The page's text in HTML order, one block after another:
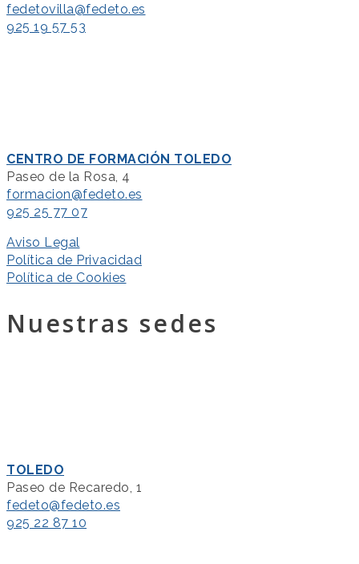
fedetovilla@fedeto.es
925 19 57 53
CENTRO DE FORMACIÓN TOLEDO
Paseo de la Rosa, 4
formacion@fedeto.es
925 25 77 07
Aviso Legal
Política de Privacidad
Política de Cookies
Nuestras sedes
TOLEDO
Paseo de Recaredo, 1
fedeto@fedeto.es
925 22 87 10